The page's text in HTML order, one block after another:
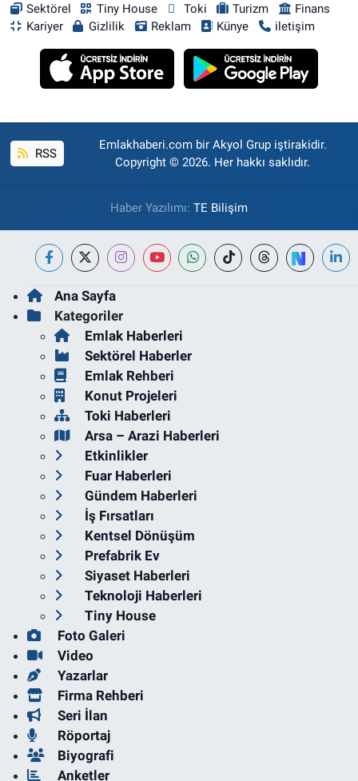
Sektörel
Tiny House Toki Turizm
Finans
Kariyer
Gizlilik Reklam Künye iletişim
RSS
Emlakhaberi.com bir Akyol Grup iştirakidir.
Copyright © 2026. Her hakkı saklıdır.
Haber Yazılımı: TE Bilişim
Ana Sayfa
Kategoriler
Emlak Haberleri
Sektörel Haberler
Emlak Rehberi
Konut Projeleri
Toki Haberleri
Arsa – Arazi Haberleri
Etkinlikler
Fuar Haberleri
Gündem Haberleri
İş Fırsatları
Kentsel Dönüşüm
Prefabrik Ev
Siyaset Haberleri
Teknoloji Haberleri
Tiny House
Foto Galeri
Video
Yazarlar
Firma Rehberi
Seri İlan
Röportaj
Biyografi
Anketler